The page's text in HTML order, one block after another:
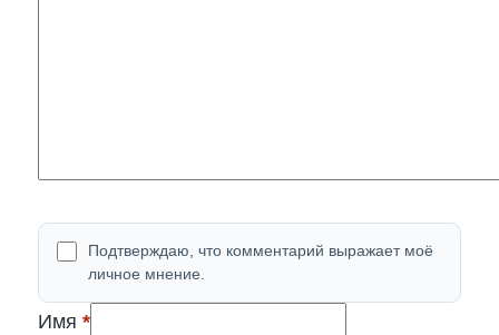
Подтверждаю, что комментарий выражает моё
личное мнение.
Имя *(обязательно)